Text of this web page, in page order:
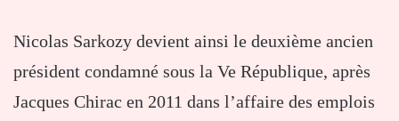
Nicolas Sarkozy devient ainsi le deuxième ancien
président condamné sous la Ve République, après
Jacques Chirac en 2011 dans l’affaire des emplois